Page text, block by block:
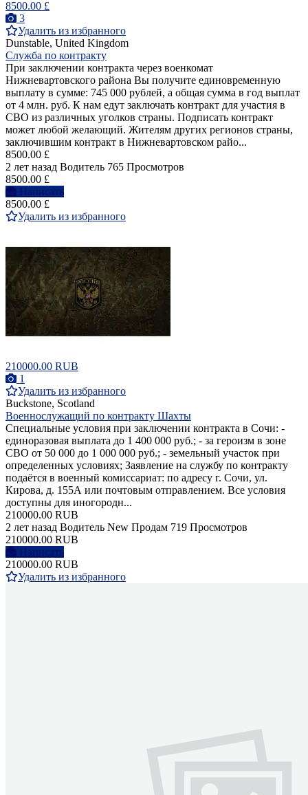
8500.00 £
3
Удалить из избранного
Dunstable, United Kingdom
Служба по контракту
При заключении контракта через военкомат
Нижневартовского района Вы получите единовременную
выплату в сумме: 745 000 рублей, а общая сумма в год выплат
от 4 млн. руб. К нам едут заключать контракт для участия в
СВО из различных уголков страны. Подписать контракт
может любой желающий. Жителям других регионов страны,
заключившим контракт в Нижневартовском райо...
8500.00 £
2 лет назад Водитель 765 Просмотров
8500.00 £
Написать
8500.00 £
Удалить из избранного
210000.00 RUB
1
Удалить из избранного
Buckstone, Scotland
Военнослужащий по контракту Шахты
Специальные условия при заключении контракта в Сочи: -
единоразовая выплата до 1 400 000 руб.; - за героизм в зоне
СВО от 50 000 до 1 000 000 руб.; - земельный участок при
определенных условиях; Заявление на службу по контракту
подаётся в военный комиссариат: по адресу г. Сочи, ул.
Кирова, д. 155А или почтовым отправлением. Все условия
доступны для иногородн...
210000.00 RUB
2 лет назад Водитель New Продам 719 Просмотров
210000.00 RUB
Написать
210000.00 RUB
Удалить из избранного